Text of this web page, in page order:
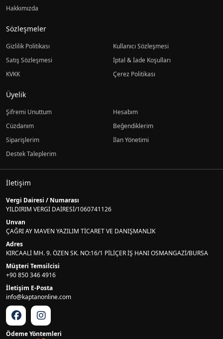
Hakkımızda
Sözleşmeler
Gizlilik Politikası
Kullanıcı Sözleşmesi
Satış Sözleşmesi
İptal & İade Koşulları
KVKK
Çerez Politikası
Üyelik
Şifremi Unuttum
Hesabım
Cüzdanım
Beğendiklerim
Siparişlerim
İlan Yönetimi
Destek Taleplerim
İletişim
Vergi Dairesi / Numarası
YILDIRIM VERGİ DAİRESİ/1060741126
Unvan
ÇAĞRI AY MAVEN YAZILIM TİCARET VE DANIŞMANLIK
Adres
KIRCAALİ MH. 9. ÖZEN SK. NO:16/1 PİLİÇER İŞ HANI OSMANGAZİ/BURSA
Müşteri Temsilcisi
+90 850 346 4916
İletişim E-Posta
info@kaptanonline.com
Ödeme Yöntemleri